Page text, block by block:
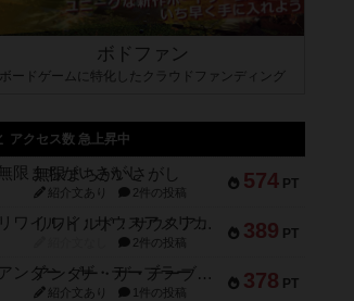
ボドファン
ボードゲームに特化したクラウドファンディング
アクセス数 急上昇中
574 PT
無限まちがいさがし
紹介文あり 2件の投稿
389 PT
リワイルド：サウスアメリカ
2件の投稿
378 PT
アンダー・ザ・テーブラー
紹介文あり 1件の投稿